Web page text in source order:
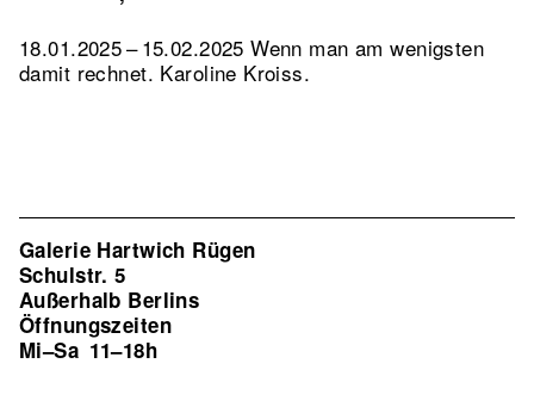
18.01.2025 – 15.02.2025 Wenn man am wenigsten
damit rechnet. Karoline Kroiss.
Galerie Hartwich Rügen
Schulstr. 5
Außerhalb Berlins
Öffnungszeiten
Mi–Sa 11–18h